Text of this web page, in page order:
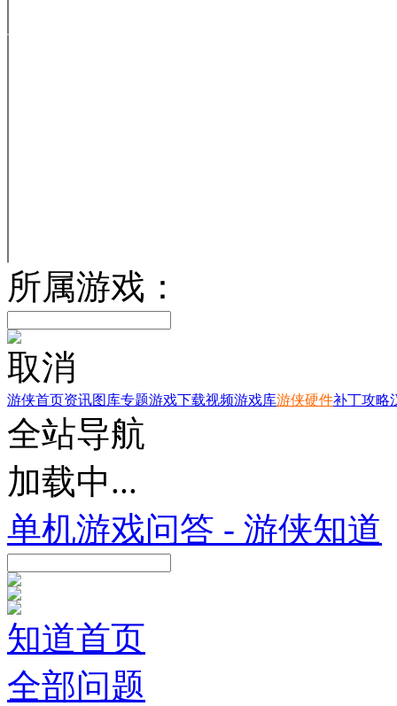
所属游戏：
取消
游侠首页资讯图库专题游戏下载视频游戏库游侠硬件补丁攻略
全站导航
加载中...
单机游戏问答 - 游侠知道
知道首页
全部问题